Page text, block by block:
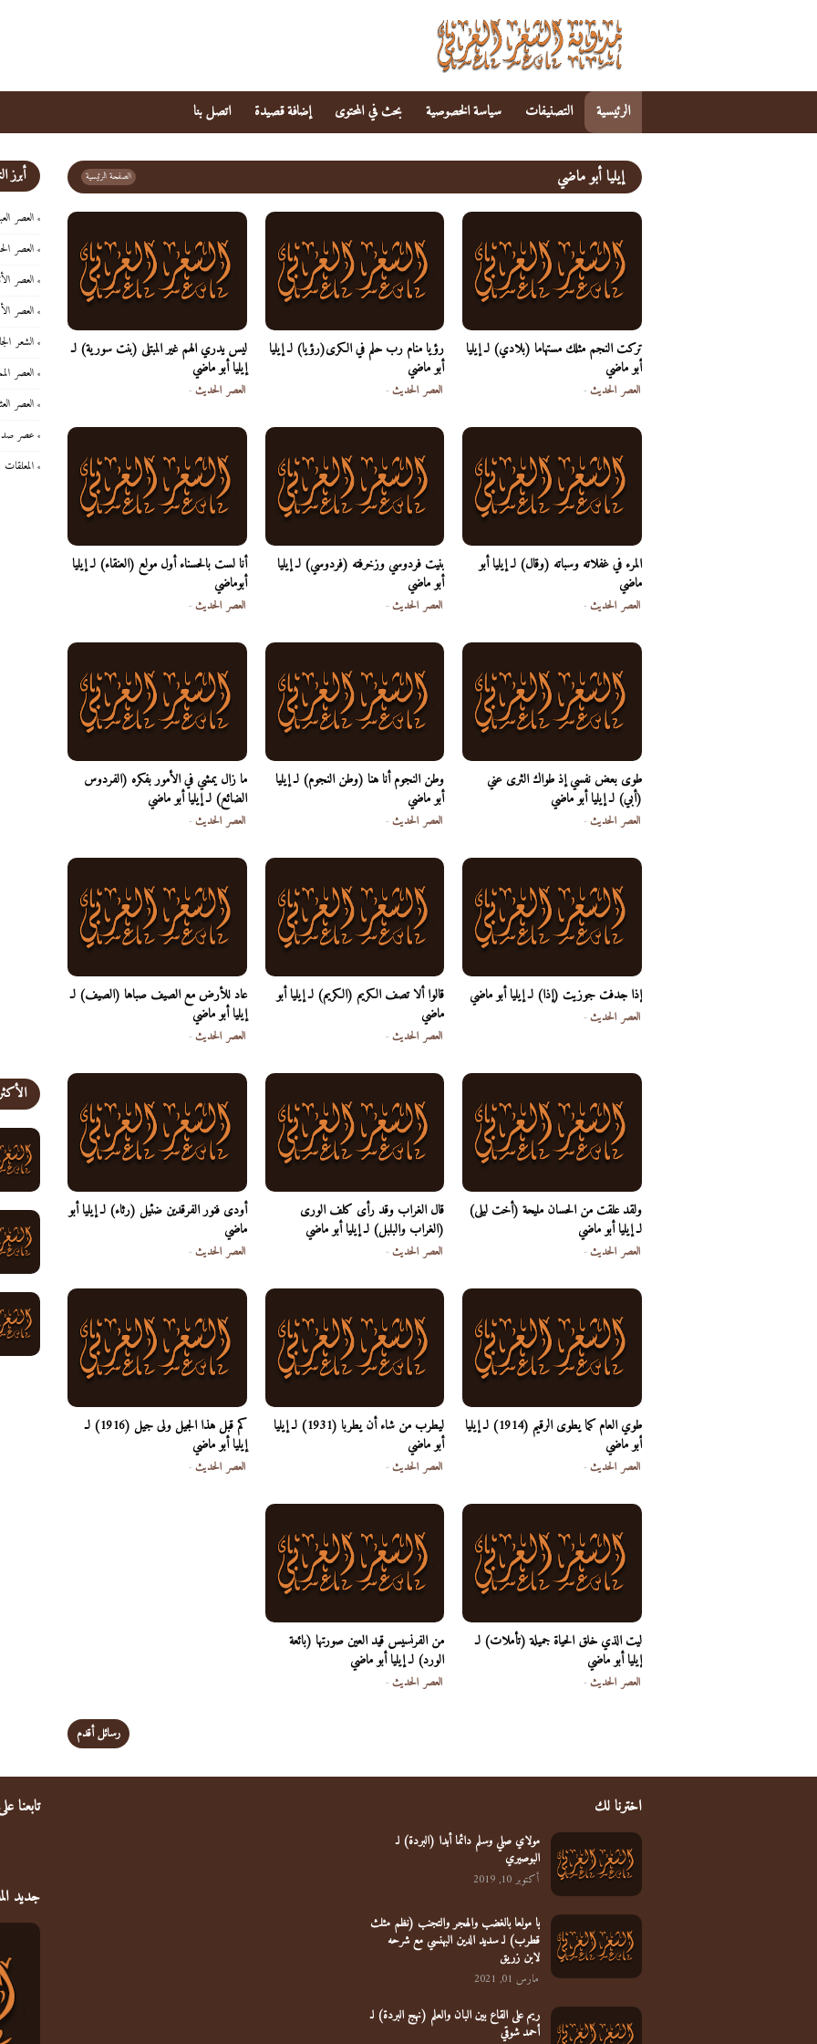
الرئيسية التصنيفات سياسة الخصوصية بحث في المحتوى إضافة قصيدة اتصل بنا
إيليا أبو ماضي الصفحة الرئيسية
تركت النجم مثلك مستهاما (بلادي) لـ إيليا
أبو ماضي
العصر الحديث-
رؤيا منام رب حلم في الكرى(رؤيا) لـ إيليا
أبو ماضي
العصر الحديث -
ليس يدري الهم غير المبتلى (بنت سورية) لـ
إيليا أبو ماضي
العصر الحديث -
المرء في غفلاته وسباته (وقال) لـ إيليا أبو
ماضي
العصر الحديث-
بنيت فردوسي وزخرفته (فردوسي) لـ إيليا
أبو ماضي
العصر الحديث -
أنا لست بالحسناء أول مولع (العنقاء) لـ إيليا
أبوماضي
العصر الحديث -
طوى بعض نفسي إذ طواك الثرى عني
(أبي) لـ إيليا أبو ماضي
العصر الحديث-
وطن النجوم أنا هنا (وطن النجوم) لـ إيليا
أبو ماضي
العصر الحديث -
ما زال يمشي في الأمور بفكره (الفردوس
الضائع) لـ إيليا أبو ماضي
العصر الحديث -
إذا جدفت جوزيت (إذا) لـ إيليا أبو ماضي
العصر الحديث-
قالوا ألا تصف الكريم (الكريم) لـ إيليا أبو
ماضي
العصر الحديث -
عاد للأرض مع الصيف صباها (الصيف) لـ
إيليا أبو ماضي
العصر الحديث -
ولقد علقت من الحسان مليحة (أخت ليلى)
لـ إيليا أبو ماضي
العصر الحديث-
قال الغراب وقد رأى كلف الورى
(الغراب والبلبل) لـ إيليا أبو ماضي
العصر الحديث -
أودى فنور الفرقدين ضئيل (رثاء) لـ إيليا أبو
ماضي
العصر الحديث -
طوي العام كما يطوى الرقيم (1914) لـ إيليا
أبو ماضي
العصر الحديث-
ليطرب من شاء أن يطربا (1931) لـ إيليا
أبو ماضي
العصر الحديث -
كم قبل هذا الجيل ولى جيل (1916) لـ
إيليا أبو ماضي
العصر الحديث -
ليت الذي خلق الحياة جميلة (تأملات) لـ
إيليا أبو ماضي
العصر الحديث-
من الفرنسيس قيد العين صورتها (بائعة
الورد) لـ إيليا أبو ماضي
العصر الحديث -
رسائل أقدم
أبرز
العصر
العصر
العصر
العصر
الشعر
العصر
العصر
عصر
المعلقات
اخترنا لك
مولاي صلي وسلم دائما أبدا (البردة) لـ
البوصيري
أكتوبر 10, 2019
يا مولعا بالغضب والهجر والتجنب (نظم مثلث
قطرب) لـ سديد الدين البهنسي مع شرحه
لابن زريق
مارس 01, 2021
ريم على القاع بين البان والعلم (نهج البردة) لـ
أحمد شوقي
تابعنا
جديد